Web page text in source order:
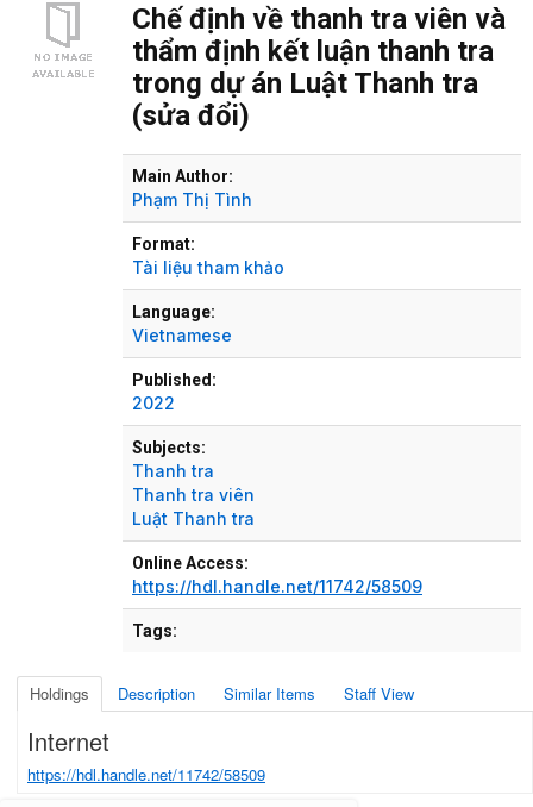
Chế định về thanh tra viên và
thẩm định kết luận thanh tra
trong dự án Luật Thanh tra
(sửa đổi)
Main Author:
Phạm Thị Tình
Format:
Tài liệu tham khảo
Language:
Vietnamese
Published:
2022
Subjects:
Thanh tra
Thanh tra viên
Luật Thanh tra
Online Access:
https://hdl.handle.net/11742/58509
Tags:
Holdings Description Similar Items Staff View
Internet
https://hdl.handle.net/11742/58509